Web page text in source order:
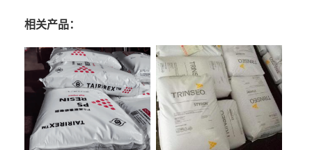
相关产品：